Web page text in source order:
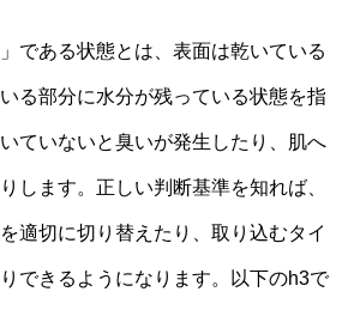
である状態とは、表面は乾いている
る部分に水分が残っている状態を指
ていないと臭いが発生したり、肌へ
します。正しい判断基準を知れば、
適切に切り替えたり、取り込むタイ
できるようになります。以下のh3で